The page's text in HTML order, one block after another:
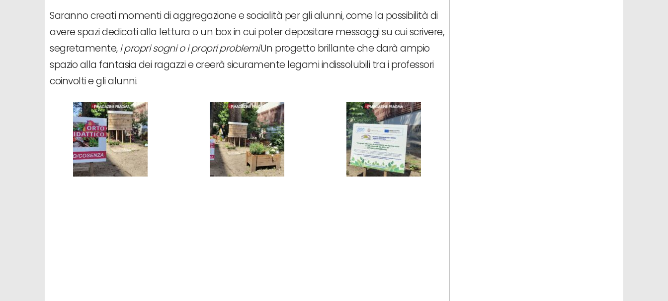
Saranno creati momenti di aggregazione e socialità per gli alunni, come la possibilità di
avere spazi dedicati alla lettura o un box in cui poter depositare messaggi su cui scrivere,
segretamente,i propri sogni o i propri problemi.Un progetto brillante che darà ampio
spazio alla fantasia dei ragazzi e creerà sicuramente legami indissolubili tra i professori
coinvolti e gli alunni.